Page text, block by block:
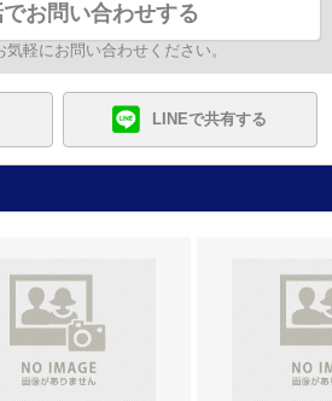
でお問い合わせする
軽にお問い合わせください。
LINEで共有する